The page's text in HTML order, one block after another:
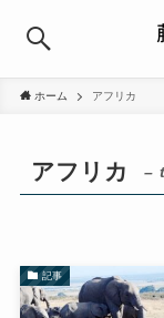
ホーム アフリカ
アフリカ –
記事